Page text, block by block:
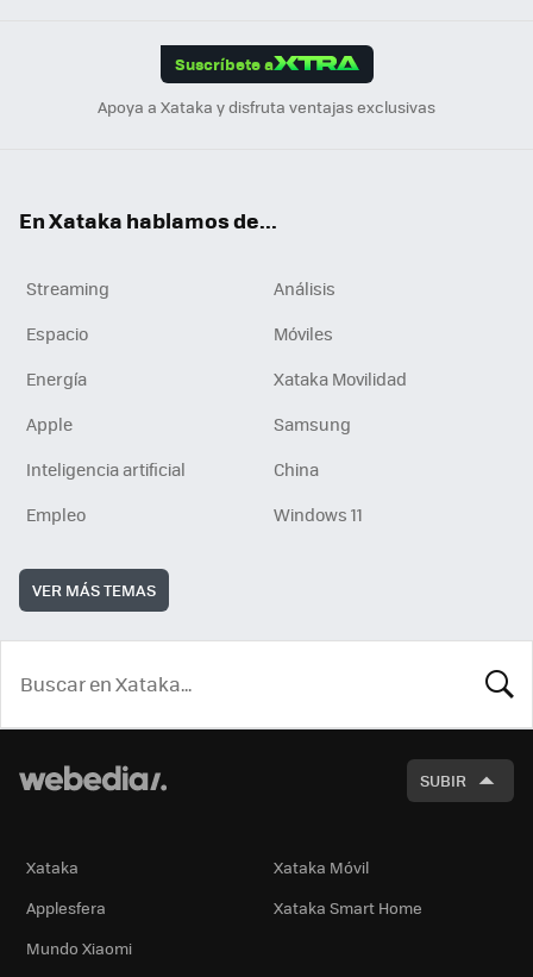
Suscríbete a
Apoya a Xataka y disfruta ventajas exclusivas
En Xataka hablamos de...
Streaming
Análisis
Espacio
Móviles
Energía
Xataka Movilidad
Apple
Samsung
Inteligencia artificial
China
Empleo
Windows 11
VER MÁS TEMAS
SUBIR
Xataka
Xataka Móvil
Applesfera
Xataka Smart Home
Mundo Xiaomi